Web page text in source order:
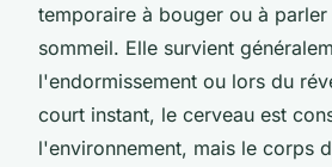
temporaire à bouger ou à
sommeil. Elle survient
l'endormissement ou lors du
court instant, le cerveau est
l'environnement, mais le corps